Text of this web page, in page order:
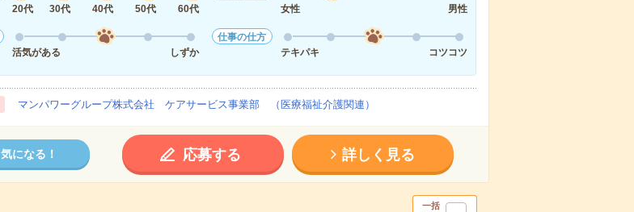
20代
30代 40代 50代 60代
女性
男性
活気がある
しずか
仕事の仕方
テキパキ
コツコツ
マンパワーグループ株式会社 ケアサービス事業部 （医療福祉介護関連）
気になる！ 応募する 詳しく見る
一括